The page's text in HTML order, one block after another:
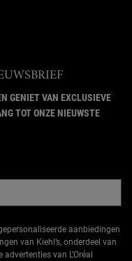
GENIET VAN EXCLUSIEVE
TOT ONZE NIEUWSTE
aanbiedingen
van Kiehl’s, onderdeel van
advertenties van L’Oréal